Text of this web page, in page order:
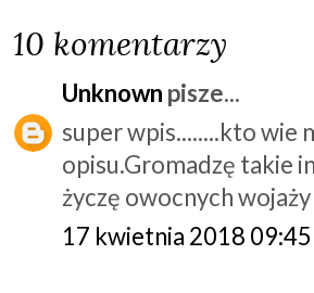
10 komentarzy
Unknown pisze...
super wpis........kto wie
opisu.Gromadzę takie
życzę owocnych wojaży
17 kwietnia 2018 09:45